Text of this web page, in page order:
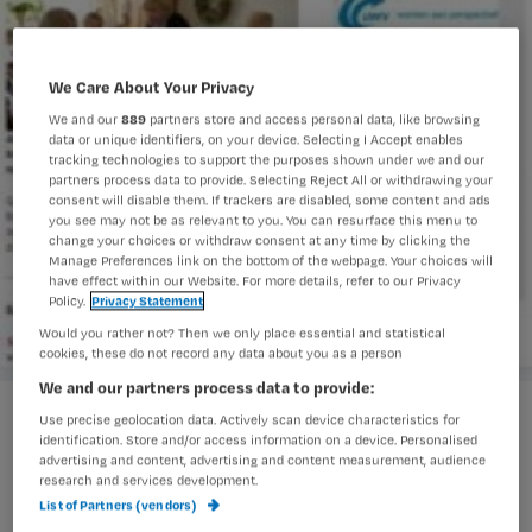
Vanaf nu ontvangen abonnees op de
We Care About Your Privacy
We and our889 partners store and access personal data, like browsing
data or unique identifiers, on your device. Selecting I Accept enables
tracking technologies to support the purposes shown under we and our
partners process data to provide. Selecting Reject All or withdrawing your
consent will disable them. If trackers are disabled, some content and ads
you see may not be as relevant to you. You can resurface this menu to
change your choices or withdraw consent at any time by clicking the
Manage Preferences link on the bottom of the webpage. Your choices will
have effect within our Website. For more details, refer to our Privacy
Policy. Privacy Statement
Would you rather not? Then we only place essential and statistical
cookies, these do not record any data about you as a person
We and our partners process data to provide:
Use precise geolocation data. Actively scan device characteristics for
identification. Store and/or access information on a device. Personalised
advertising and content, advertising and content measurement, audience
research and services development.
List of Partners (vendors)